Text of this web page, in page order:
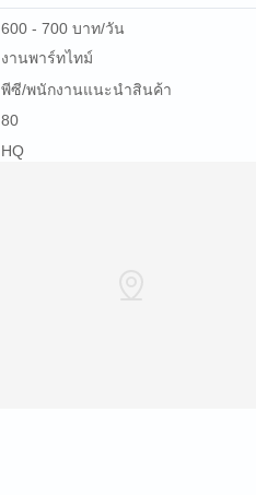
600 - 700 บาท/วัน
งานพาร์ทไทม์
พีซี/พนักงานแนะนำสินค้า
80
HQ